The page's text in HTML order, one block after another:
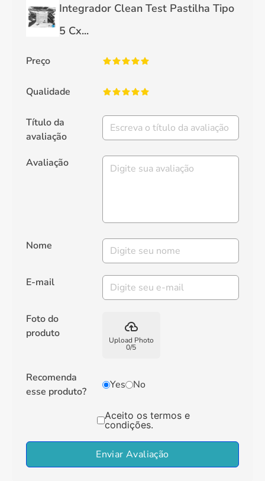
Integrador Clean Test Pastilha Tipo
5 Cx...
Preço
Qualidade
Título da
avaliação
Avaliação
Nome
E-mail
Foto do
produto
backup
Upload Photo
0/5
Recomenda
esse produto?
Yes No
Aceito os termos e
condições.
Enviar Avaliação